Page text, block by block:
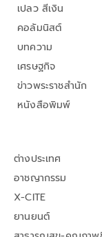
เปลว สีเงิน
คอลัมนิสต์
บทความ
เศรษฐกิจ
ข่าวพระราชสำนัก
หนังสือพิมพ์
ต่างประเทศ
อาชญากรรม
X-CITE
ยานยนต์